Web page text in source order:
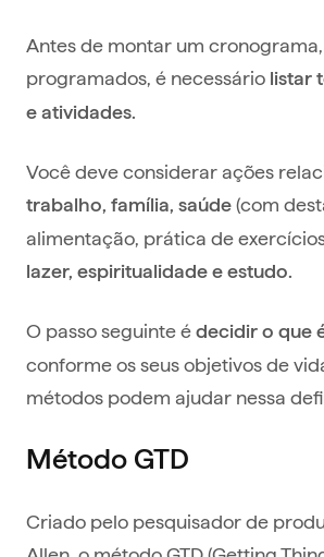
Antes de montar um
programados, é necessário listar
e atividades.
Você deve considerar ações
trabalho, família, saúde (com
alimentação, prática de
lazer, espiritualidade e estudo.
O passo seguinte é decidir o que
conforme os seus objetivos de
métodos podem ajudar nessa
Método GTD
Criado pelo pesquisador de